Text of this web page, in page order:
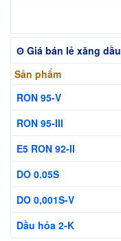
ʘ Giá bán lẻ xăng dầu
Sản phẩm
RON 95-V
RON 95-III
E5 RON 92-II
DO 0.05S
DO 0,001S-V
Dầu hỏa 2-K